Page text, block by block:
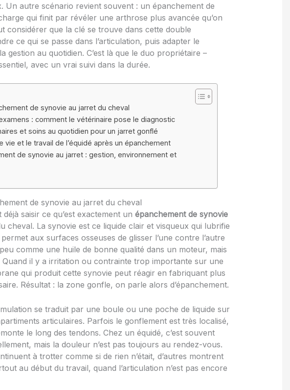
Un autre scénario revient souvent : un épanchement de
qui finit par révéler une arthrose plus avancée qu’on
considérer que la clé se trouve dans cette double
ce qui se passe dans l’articulation, puis adapter le
gestion au quotidien. C’est là que le duo propriétaire –
avec un vrai suivi dans la durée.
de synovie au jarret du cheval
: comment le vétérinaire pose le diagnostic
et soins au quotidien pour un jarret gonflé
vie et le travail de l’équidé après un épanchement
de synovie au jarret : gestion, environnement et
de synovie au jarret du cheval
saisir ce qu’est exactement un épanchement de synovie
cheval. La synovie est ce liquide clair et visqueux qui lubrifie
aux surfaces osseuses de glisser l’une contre l’autre
comme une huile de bonne qualité dans un moteur, mais
il y a irritation ou contrainte trop importante sur une
qui produit cette synovie peut réagir en fabriquant plus
Résultat : la zone gonfle, on parle alors d’épanchement.
se traduit par une boule ou une poche de liquide sur
articulaires. Parfois le gonflement est très localisé,
le long des tendons. Chez un équidé, c’est souvent
mais la douleur n’est pas toujours au rendez-vous.
à trotter comme si de rien n’était, d’autres montrent
au début du travail, quand l’articulation n’est pas encore